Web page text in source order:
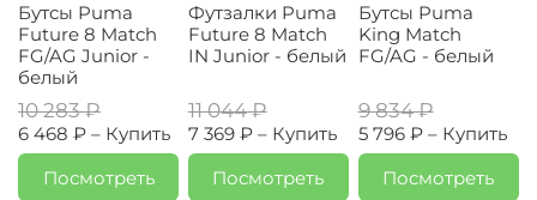
Бутсы Puma
Future 8 Match
FG/AG Junior -
белый
10 283 ₽
6 468 ₽ – Купить
Посмотреть
Футзалки Puma
Future 8 Match
IN Junior - белый
11 044 ₽
7 369 ₽ – Купить
Посмотреть
Бутсы Puma
King Match
FG/AG - белый
9 834 ₽
5 796 ₽ – Купить
Посмотреть